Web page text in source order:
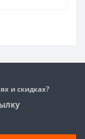
и скидках?